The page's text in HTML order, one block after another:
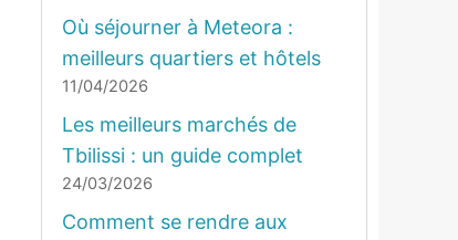
Où séjourner à Meteora :
meilleurs quartiers et hôtels
11/04/2026
Les meilleurs marchés de
Tbilissi : un guide complet
24/03/2026
Comment se rendre aux